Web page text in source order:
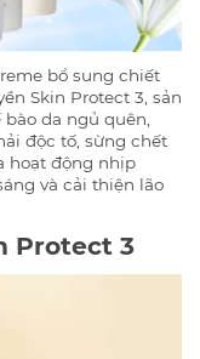
bổ sung chiết
Skin Protect 3, sản
da ngủ quên,
độc tố, sừng chết
hoạt động nhịp
và cải thiện lão
Protect 3